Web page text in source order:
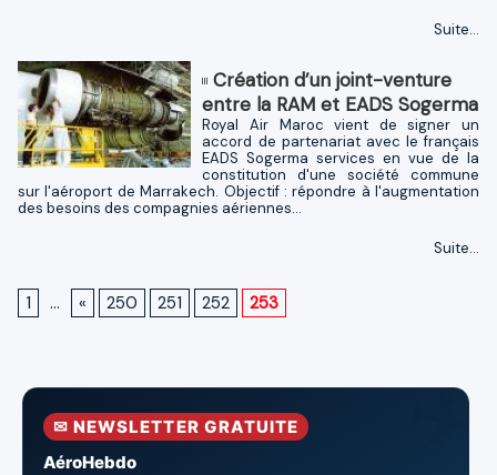
Suite...
Création d’un joint-venture
entre la RAM et EADS Sogerma
Royal Air Maroc vient de signer un
accord de partenariat avec le français
EADS Sogerma services en vue de la
constitution d'une société commune
sur l'aéroport de Marrakech. Objectif : répondre à l'augmentation
des besoins des compagnies aériennes...
Suite...
1 ... « 250 251 252 253
✉ NEWSLETTER GRATUITE
AéroHebdo